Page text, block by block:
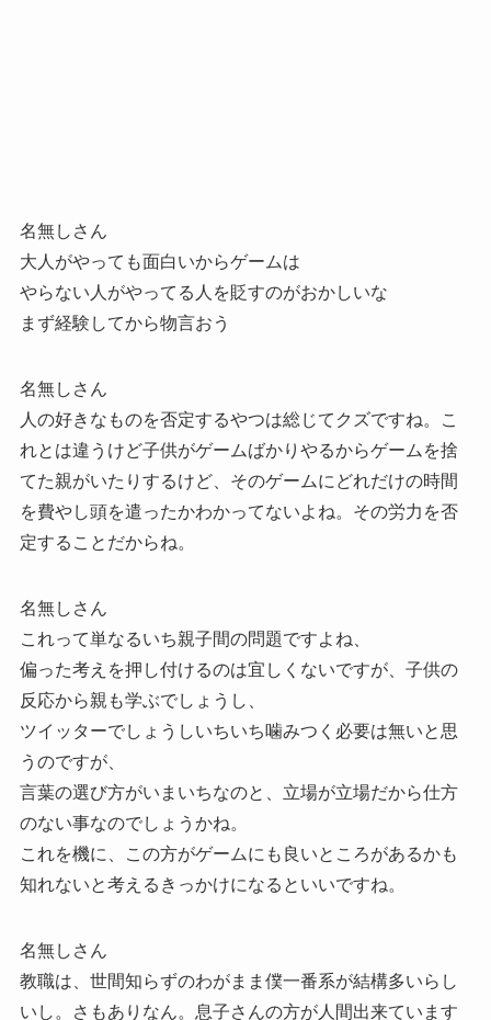
名無しさん
大人がやっても面白いからゲームは
やらない人がやってる人を貶すのがおかしいな
まず経験してから物言おう
名無しさん
人の好きなものを否定するやつは総じてクズですね。こ
れとは違うけど子供がゲームばかりやるからゲームを捨
てた親がいたりするけど、そのゲームにどれだけの時間
を費やし頭を遣ったかわかってないよね。その労力を否
定することだからね。
名無しさん
これって単なるいち親子間の問題ですよね、
偏った考えを押し付けるのは宜しくないですが、子供の
反応から親も学ぶでしょうし、
ツイッターでしょうしいちいち噛みつく必要は無いと思
うのですが、
言葉の選び方がいまいちなのと、立場が立場だから仕方
のない事なのでしょうかね。
これを機に、この方がゲームにも良いところがあるかも
知れないと考えるきっかけになるといいですね。
名無しさん
教職は、世間知らずのわがまま僕一番系が結構多いらし
いし。さもありなん。息子さんの方が人間出来ています